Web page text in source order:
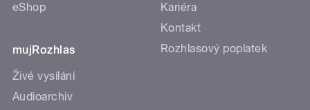
eShop
mujRozhlas
Živé vysílání
Audioarchiv
Kariéra
Kontakt
Rozhlasový poplatek